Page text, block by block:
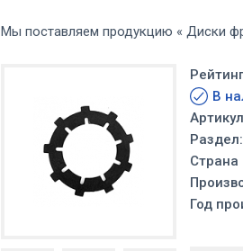
Мы поставляем продукцию « Диски
В
Раздел:
Страна
Год